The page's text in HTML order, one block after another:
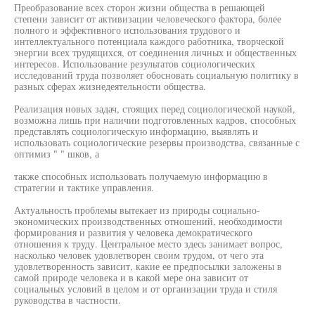
Преобразование всех сторон жизни общества в решающей
степени зависит от активизации человеческого фактора, более
полного и эффективного использования трудового и
интеллектуального потенциала каждого работника, творческой
энергии всех трудящихся, от соединения личных и общественных
интересов. Использование результатов социологических
исследований труда позволяет обосновать социальную политику в
разных сферах жизнедеятельности общества.
Реализация новых задач, стоящих перед социологической наукой,
возможна лишь при наличии подготовленных кадров, способных
представлять социологическую информацию, выявлять и
использовать социологические резервы производства, связанные с
оптимиз " " шков, а
также способных использовать получаемую информацию в
стратегии и тактике управления.
Актуальность проблемы вытекает из природы социально-
экономических производственных отношений, необходимости
формирования и развития у человека демократического
отношения к труду. Центральное место здесь занимает вопрос,
насколько человек удовлетворен своим трудом, от чего эта
удовлетворенность зависит, какие ее предпосылки заложены в
самой природе человека и в какой мере она зависит от
социальных условий в целом и от организации труда и стиля
руководства в частности.